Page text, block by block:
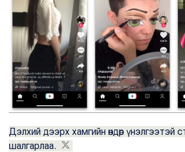
Дэлхий дээрх хамгийн өндөр үнэлгээтэй
шалгарлаа.